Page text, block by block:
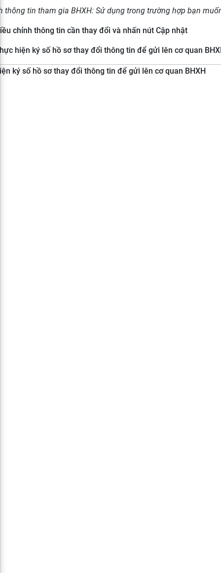
thông tin tham gia BHXH: Sử dụng trong trường hợp bạn
chỉnh thông tin cần thay đổi và nhấn nút Cập nhật
hiện ký số hồ sơ thay đổi thông tin để gửi lên cơ quan